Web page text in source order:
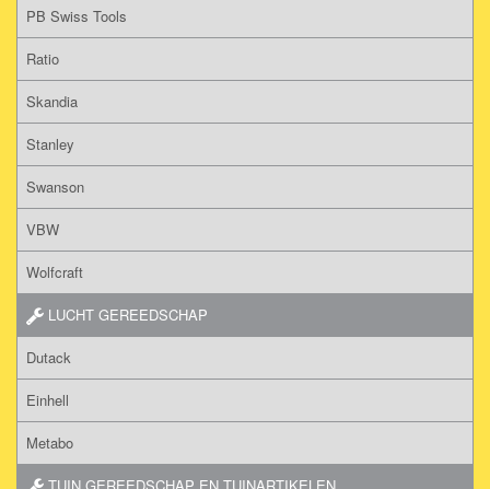
PB Swiss Tools
Ratio
Skandia
Stanley
Swanson
VBW
Wolfcraft
LUCHT GEREEDSCHAP
Dutack
Einhell
Metabo
TUIN GEREEDSCHAP EN TUINARTIKELEN